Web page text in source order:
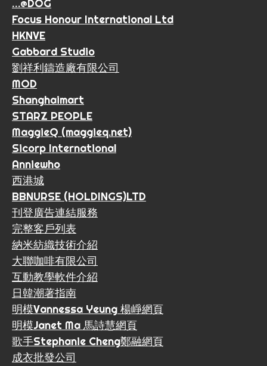
…@DOG
Focus Honour International Ltd
HKNVE
Gabbard Studio
劉祥利鑄造廠有限公司
MOD
Shanghaimart
STARZ PEOPLE
MaggieQ (maggieq.net)
Sicorp International
Anniewho
西港城
BBNURSE (HOLDINGS)LTD
刊登廣告連結服務
完整客戶列表
納米紡織技術介紹
大聯咖啡有限公司
互動教學軟件介紹
日韓潮著指南
明模Vannessa Yeung 楊崢網頁
明模Janet Ma 馬詩慧網頁
歌手Stephanie Cheng鄭融網頁
成衣批發公司